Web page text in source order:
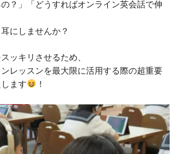
の？」「どうすればオンライン英会話で伸
にしませんか？
ッキリさせるため、
レッスンを最大限に活用する際の超重要
ます
！